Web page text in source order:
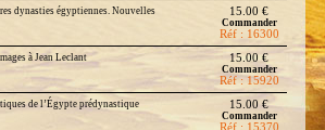
dynasties égyptiennes. Nouvelles
15.00 €
Commander
Réf : 16300
à Jean Leclant 15.00 €
Commander
Réf : 15920
de l’Égypte prédynastique 15.00 €
Commander
Réf : 15370